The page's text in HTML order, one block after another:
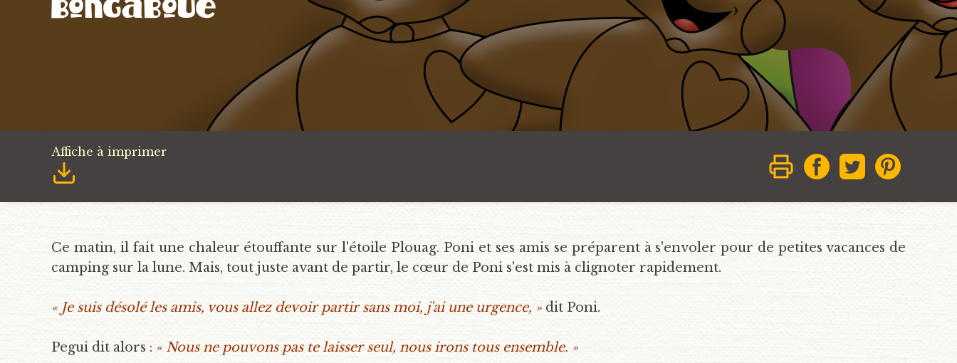
Bongaboue
Affiche à imprimer
Ce matin, il fait une chaleur étouffante sur l'étoile Plouag. Poni et ses amis se préparent à s'envoler pour de petites vacances de
camping sur la lune. Mais, tout juste avant de partir, le cœur de Poni s'est mis à clignoter rapidement.
« Je suis désolé les amis, vous allez devoir partir sans moi, j'ai une urgence, » dit Poni.
Pegui dit alors : « Nous ne pouvons pas te laisser seul, nous irons tous ensemble. »